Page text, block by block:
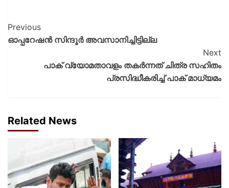
Previous
ഓപ്പറേഷന്‍ സിന്ദൂര്‍ അവസാനിച്ചിട്ടില്ല
Next
പാക് വ്യോമതാവളം തകർന്നത് ചിത്ര സഹിതം
പ്രസിദ്ധീകരിച്ച് പാക് മാധ്യമം
Related News